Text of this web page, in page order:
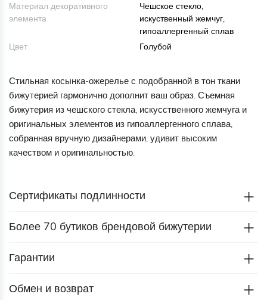
Материал декоративного
элемента
Чешское стекло,
искуственный жемчуг,
гипоаллергенный сплав
Цвет
Голубой
Стильная косынка-ожерелье с подобранной в тон ткани
бижутерией гармонично дополнит ваш образ. Съемная
бижутерия из чешского стекла, искусственного жемчуга и
оригинальных элементов из гипоаллергенного сплава,
собранная вручную дизайнерами, удивит высоким
качеством и оригинальностью.
Сертификаты подлинности
Более 70 бутиков брендовой бижутерии
Гарантии
Обмен и возврат